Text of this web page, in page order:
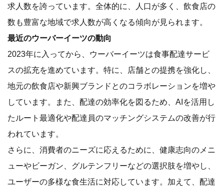
求人数を誇っています。全体的に、人口が多く、飲食店の
数も豊富な地域で求人数が高くなる傾向が見られます。
最近のウーバーイーツの動向
2023年に入ってから、ウーバーイーツは食事配達サービ
スの拡充を進めています。特に、店舗との提携を強化し、
地元の飲食店や新興ブランドとのコラボレーションを増や
しています。また、配達の効率化を図るため、AIを活用し
たルート最適化や配達員のマッチングシステムの改善が行
われています。
さらに、消費者のニーズに応えるために、健康志向のメニ
ューやビーガン、グルテンフリーなどの選択肢を増やし、
ユーザーの多様な食生活に対応しています。加えて、配達